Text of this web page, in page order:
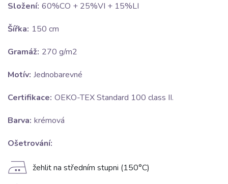
Složení: 60%CO + 25%VI + 15%LI
Šířka: 150 cm
Gramáž: 270 g/m2
Motív: Jednobarevné
Certifikace: OEKO-TEX Standard 100 class II.
Barva: krémová
Ošetrování:
E žehlit na středním stupni (150°C)